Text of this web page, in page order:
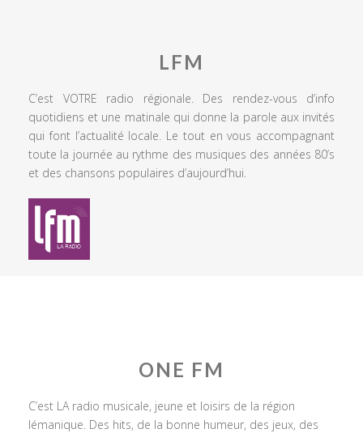
LFM
C’est VOTRE radio régionale. Des rendez-vous d’info
quotidiens et une matinale qui donne la parole aux invités
qui font l’actualité locale. Le tout en vous accompagnant
toute la journée au rythme des musiques des années 80’s
et des chansons populaires d’aujourd’hui.
ONE FM
C’est LA radio musicale, jeune et loisirs de la région
lémanique. Des hits, de la bonne humeur, des jeux, des